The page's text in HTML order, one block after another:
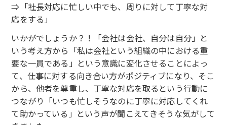
⇒「社長対応に忙しい中でも、周りに対して丁寧な対
応をする」
いかがでしょうか？！「会社は会社、自分は自分」と
いう考え方から「私は会社という組織の中における重
要な一員である」という意識に変化させることによっ
て、仕事に対する向き合い方がポジティブになり、そこ
から、他者を尊重し、丁寧な対応を取るという行動に
つながり「いつも忙しそうなのに丁寧に対応してくれ
て助かっている」という声が聞こえてきそうな気がして